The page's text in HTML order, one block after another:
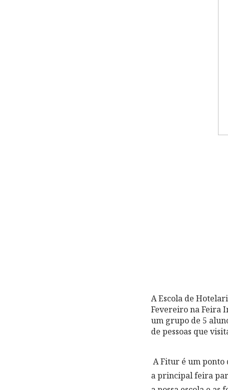
A Escola de
Fevereiro na Feira
um grupo de 5
de pessoas que
A Fitur é um ponto
a principal feira